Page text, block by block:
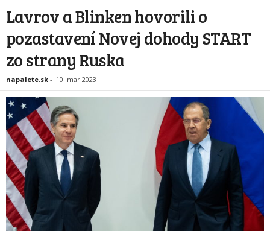
Lavrov a Blinken hovorili o
pozastavení Novej dohody START
zo strany Ruska
napalete.sk - 10. mar 2023